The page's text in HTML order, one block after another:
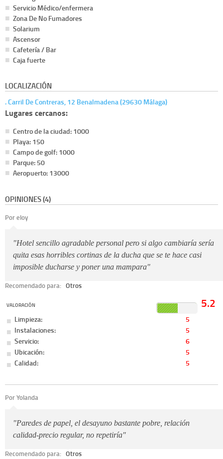
Servicio Médico/enfermera
Zona De No Fumadores
Solarium
Ascensor
Cafetería / Bar
Caja fuerte
LOCALIZACIÓN
. Carril De Contreras, 12 Benalmadena (29630 Málaga)
Lugares cercanos:
Centro de la ciudad: 1000
Playa: 150
Campo de golf: 1000
Parque: 50
Aeropuerto: 13000
OPINIONES (4)
Por eloy
"Hotel sencillo agradable personal pero si algo cambiaría sería
quita esas horribles cortinas de la ducha que se te hace casi
imposible ducharse y poner una mampara"
Recomendado para: Otros
VALORACIÓN 5.2
Limpieza:
5
Instalaciones:
5
Servicio:
6
Ubicación:
5
Calidad:
5
Por Yolanda
"Paredes de papel, el desayuno bastante pobre, relación
calidad-precio regular, no repetiría"
Recomendado para: Otros